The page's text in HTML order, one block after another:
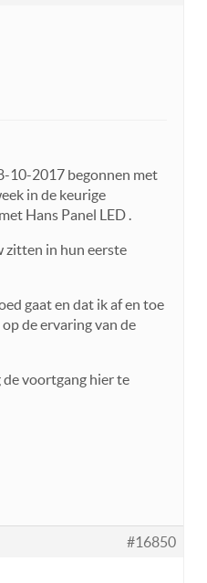
10-2017 begonnen met
in de keurige
Hans Panel LED .
zitten in hun eerste
gaat en dat ik af en toe
de ervaring van de
voortgang hier te
#16850